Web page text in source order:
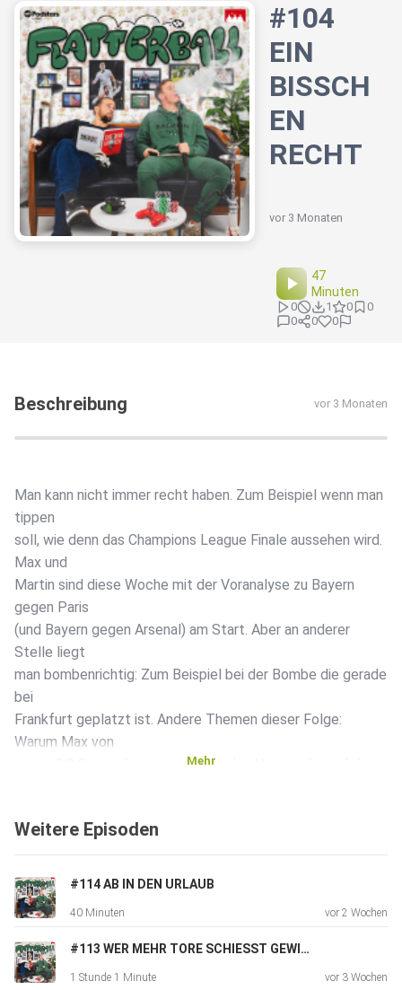
#104
EIN
BISSCH
EN
RECHT
vor 3 Monaten
47
Minuten
0 1 0
0
0
0 0
Beschreibung vor 3 Monaten
Man kann nicht immer recht haben. Zum Beispiel wenn man
tippen
soll, wie denn das Champions League Finale aussehen wird.
Max und
Martin sind diese Woche mit der Voranalyse zu Bayern
gegen Paris
(und Bayern gegen Arsenal) am Start. Aber an anderer
Stelle liegt
man bombenrichtig: Zum Beispiel bei der Bombe die gerade
bei
Frankfurt geplatzt ist. Andere Themen dieser Folge:
Warum Max von
einem 3:0 Sieg richtig genervt ist, der Abstiegskampf der
und Jugendförderung. Viel Spaß!
Sendet eure Sprachnachricht hier ans FLATTERFON:
https://wa.me/message/GOIP54IPWDWBE1
Mehr
Weitere Episoden
#114 AB IN DEN URLAUB
40 Minuten vor 2 Wochen
#113 WER MEHR TORE SCHIESST GEWINNT
1 Stunde 1 Minute vor 3 Wochen